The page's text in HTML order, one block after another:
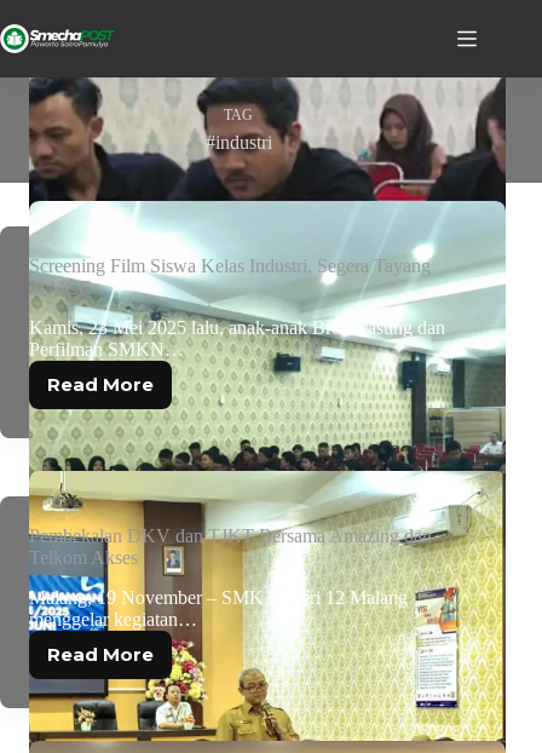
TAG
#industri
Screening Film Siswa Kelas Industri, Segera Tayang
di MCC
Kamis, 23 Mei 2025 lalu, anak-anak Broadcasting dan
Perfilman SMKN…
Read More
Pembekalan DKV dan TJKT Bersama Amazing dan
Telkom Akses
Malang, 19 November – SMK Negeri 12 Malang
menggelar kegiatan…
Read More